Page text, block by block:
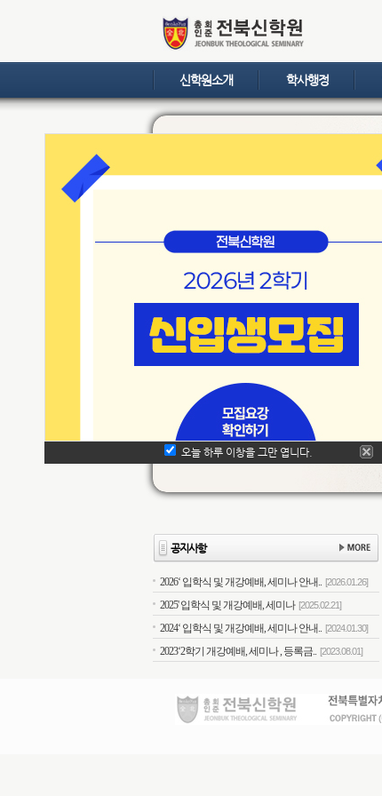
신학원소개 학사행정
공지사항
2026‘ 입학식 및 개강예배, 세미나 안내.. [2026.01.26]
2025' 입학식 및 개강예배, 세미나 [2025.02.21]
2024‘ 입학식 및 개강예배, 세미나 안내.. [2024.01.30]
2023‘2학기 개강예배, 세미나 , 등록금.. [2023.08.01]
오늘 하루 이창을 그만 엽니다.